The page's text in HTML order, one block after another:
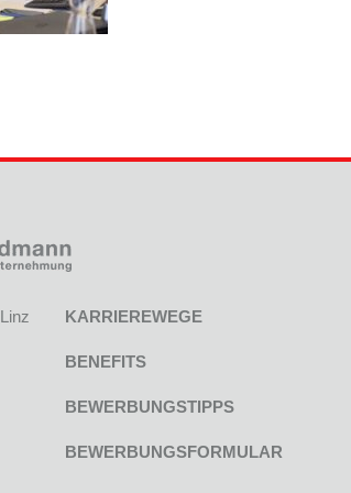
KARRIEREWEGE
BENEFITS
BEWERBUNGSTIPPS
BEWERBUNGSFORMULAR